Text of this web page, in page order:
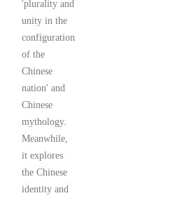
'plurality and
unity in the
configuration
of the
Chinese
nation' and
Chinese
mythology.
Meanwhile,
it explores
the Chinese
identity and